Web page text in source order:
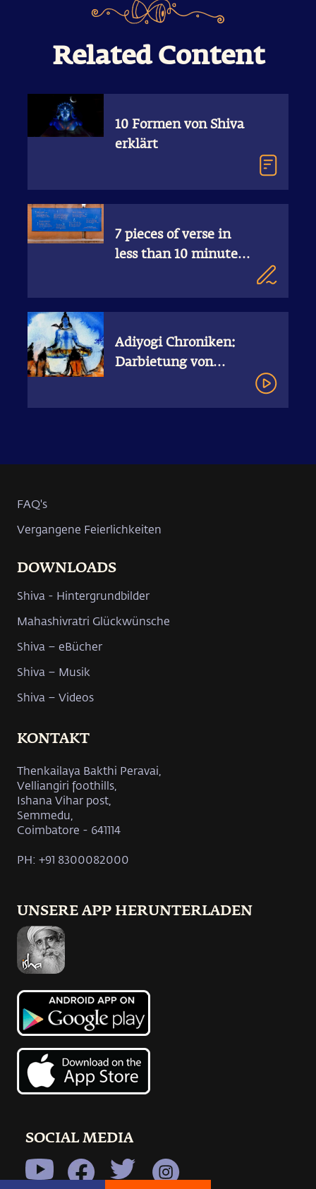
Related Content
10 Formen von Shiva
erklärt
7 pieces of verse in
less than 10 minutes
Adiyogi Chroniken:
Darbietung von
FAQ's
Vergangene Feierlichkeiten
DOWNLOADS
Shiva - Hintergrundbilder
Mahashivratri Glückwünsche
Shiva – eBücher
Shiva – Musik
Shiva – Videos
KONTAKT
Thenkailaya Bakthi Peravai,
Velliangiri foothills,
Ishana Vihar post,
Semmedu,
Coimbatore - 641114
PH: +91 8300082000
UNSERE APP HERUNTERLADEN
SOCIAL MEDIA